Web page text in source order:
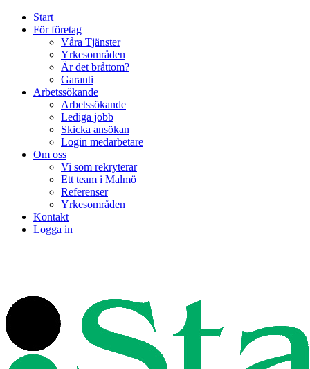
Start
För företag
Våra Tjänster
Yrkesområden
Är det bråttom?
Garanti
Arbetssökande
Arbetssökande
Lediga jobb
Skicka ansökan
Login medarbetare
Om oss
Vi som rekryterar
Ett team i Malmö
Referenser
Yrkesområden
Kontakt
Logga in